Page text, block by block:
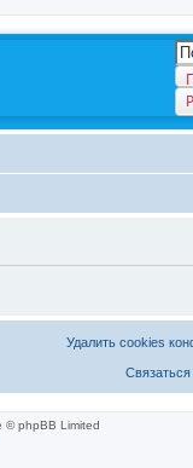
Удалить cookies
© phpBB Limited